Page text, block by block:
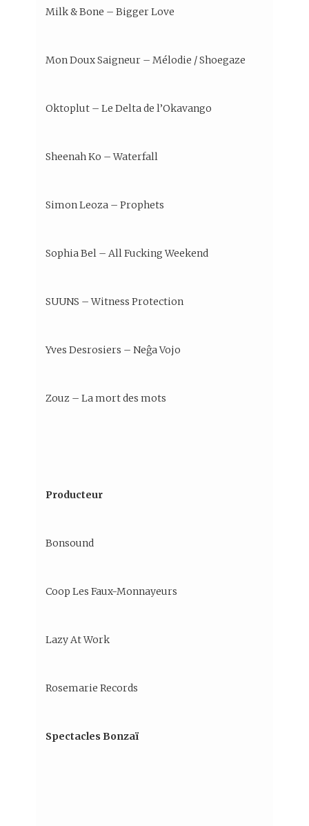
Milk & Bone – Bigger Love
Mon Doux Saigneur – Mélodie / Shoegaze
Oktoplut – Le Delta de l’Okavango
Sheenah Ko – Waterfall
Simon Leoza – Prophets
Sophia Bel – All Fucking Weekend
SUUNS – Witness Protection
Yves Desrosiers – Neĝa Vojo
Zouz – La mort des mots
Producteur
Bonsound
Coop Les Faux-Monnayeurs
Lazy At Work
Rosemarie Records
Spectacles Bonzaï